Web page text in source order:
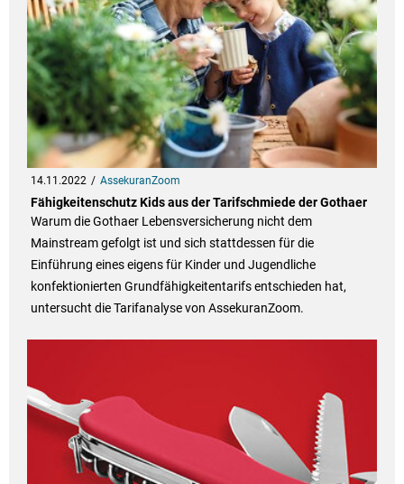
14.11.2022 AssekuranZoom
Fähigkeitenschutz Kids aus der Tarifschmiede der Gothaer
Warum die Gothaer Lebensversicherung nicht dem
Mainstream gefolgt ist und sich stattdessen für die
Einführung eines eigens für Kinder und Jugendliche
konfektionierten Grundfähigkeitentarifs entschieden hat,
untersucht die Tarifanalyse von AssekuranZoom.